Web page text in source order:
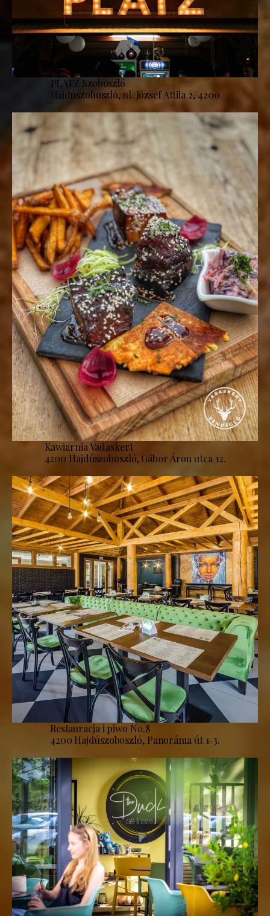
PLATZ Szoboszló
Hajdúszoboszló, ul. József Attila 2, 4200
Kawiarnia Vadaskert
4200 Hajdúszoboszló, Gábor Áron utca 12.
Restauracja i piwo No.8
4200 Hajdúszoboszló, Panoráma út 1-3.